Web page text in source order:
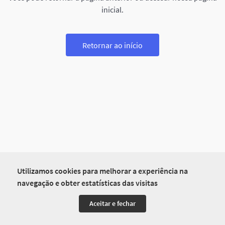
Utilizamos cookies para melhorar a experiência na
navegação e obter estatísticas das visitas
Aceitar e fechar
inicial.
Retornar ao início